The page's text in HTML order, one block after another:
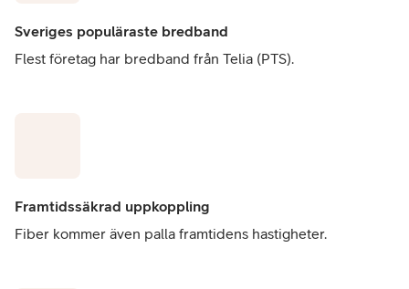
Sveriges populäraste bredband
Flest företag har bredband från Telia (PTS).
Framtidssäkrad uppkoppling
Fiber kommer även palla framtidens hastigheter.